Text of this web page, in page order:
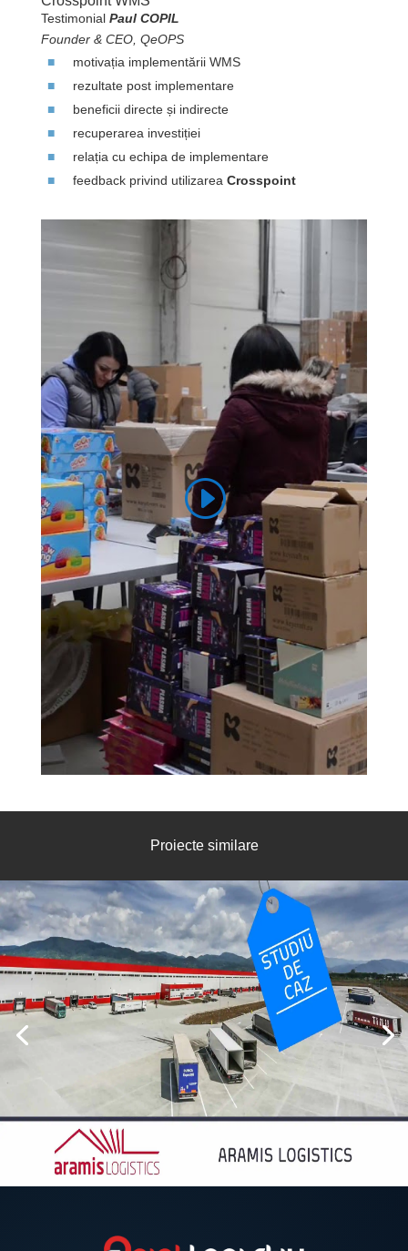
Testimonial Paul COPIL
Founder & CEO, QeOPS
motivația implementării WMS
rezultate post implementare
beneficii directe și indirecte
recuperarea investiției
relația cu echipa de implementare
feedback privind utilizareaCrosspoint
Click here to accept Marketing cookies
and load this content
Proiecte similare